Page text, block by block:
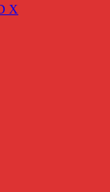
X